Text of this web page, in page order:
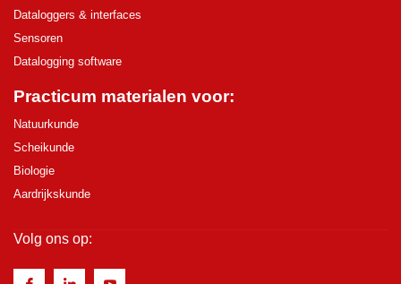
Dataloggers & interfaces
Sensoren
Datalogging software
Practicum materialen voor:
Natuurkunde
Scheikunde
Biologie
Aardrijkskunde
Volg ons op: